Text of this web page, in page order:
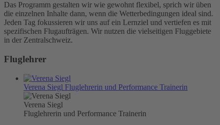
Das Programm gestalten wir wie gewohnt flexibel, sprich wir üben
die einzelnen Inhalte dann, wenn die Wetterbedingungen ideal sind.
Jeden Tag fokussieren wir uns auf ein Lernziel und vertiefen es mit
spezifischen Flugaufträgen. Wir nutzen die vielseitigen Fluggebiete
in der Zentralschweiz.
Fluglehrer
Verena Siegl Fluglehrerin und Performance Trainerin
Verena Siegl
Fluglehrerin und Performance Trainerin